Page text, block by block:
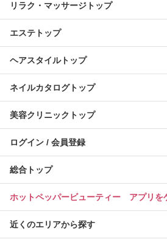
リラク・マッサージトップ
エステトップ
ヘアスタイルトップ
ネイルカタログトップ
美容クリニックトップ
ログイン / 会員登録
総合トップ
ホットペッパービューティー アプリを
近くのエリアから探す